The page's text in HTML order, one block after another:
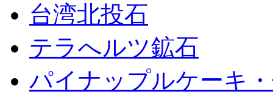
台湾北投石
テラへルツ鉱石
パイナップルケーキ